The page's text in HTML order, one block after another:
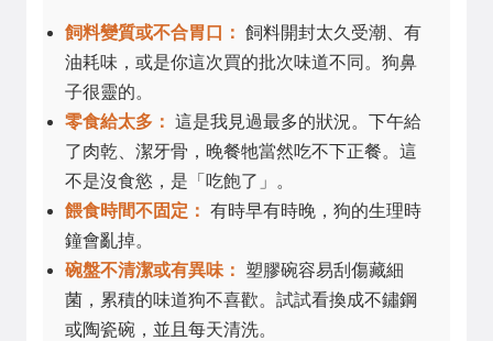
飼料變質或不合胃口： 飼料開封太久受潮、有
油耗味，或是你這次買的批次味道不同。狗鼻
子很靈的。
零食給太多： 這是我見過最多的狀況。下午給
了肉乾、潔牙骨，晚餐牠當然吃不下正餐。這
不是沒食慾，是「吃飽了」。
餵食時間不固定： 有時早有時晚，狗的生理時
鐘會亂掉。
碗盤不清潔或有異味：
塑膠碗容易刮傷藏細
菌，累積的味道狗不喜歡。試試看換成不鏽鋼
或陶瓷碗，並且每天清洗。